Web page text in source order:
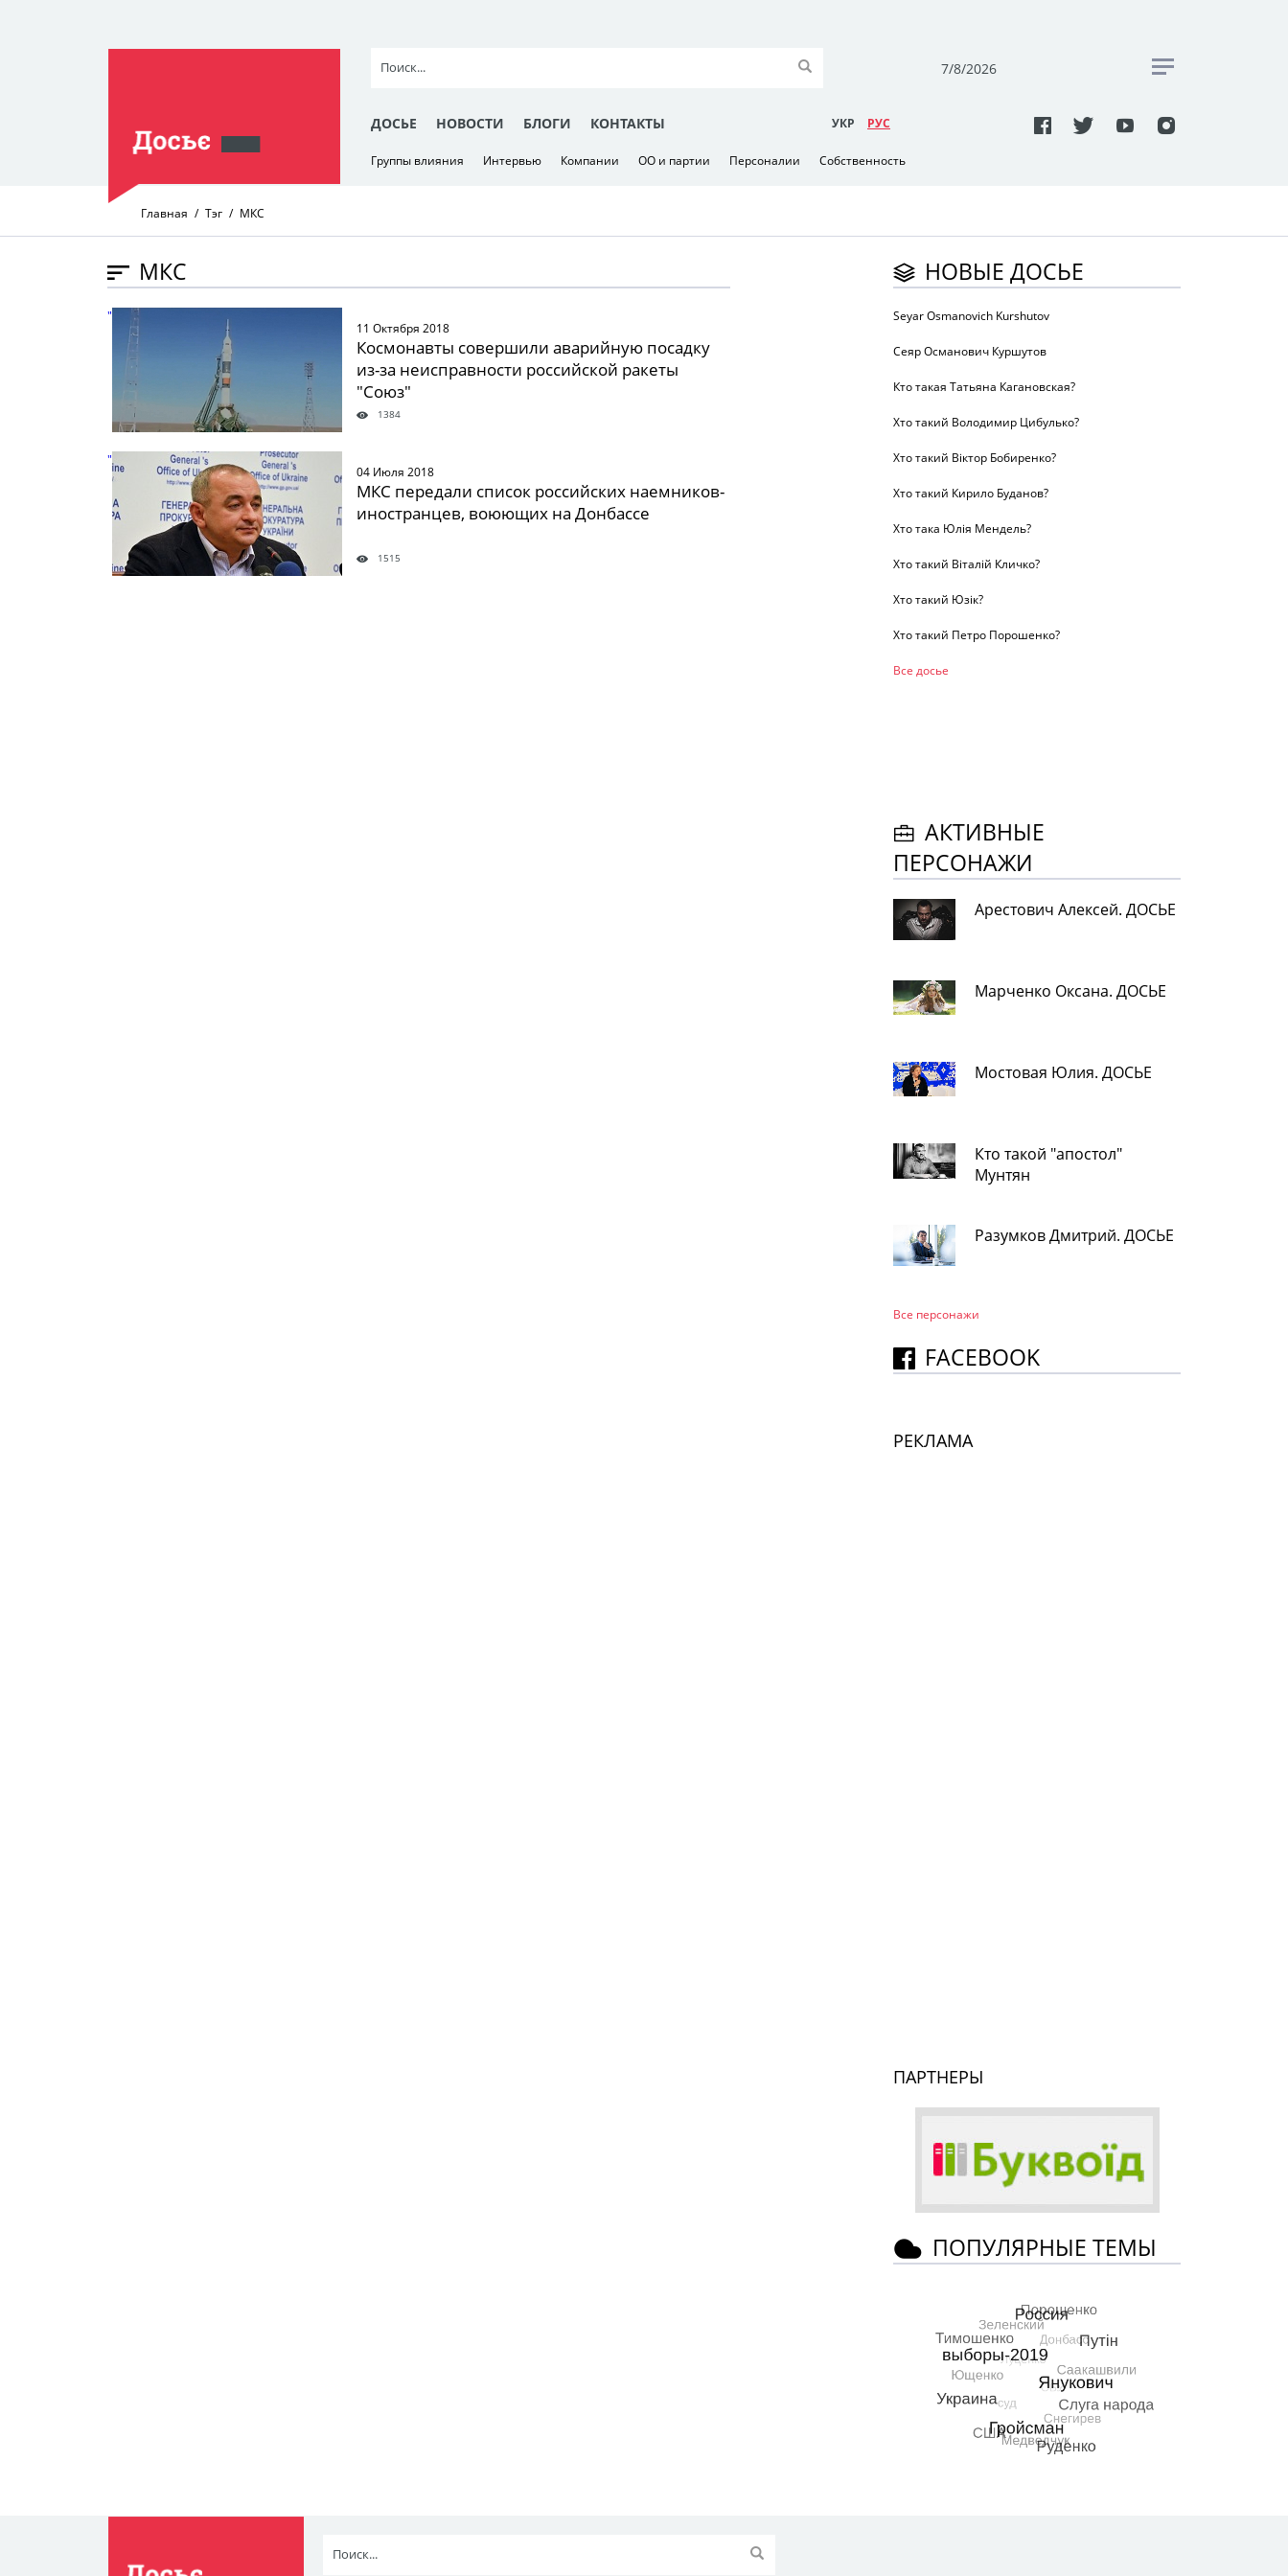
7/8/2026
ДОСЬЕ НОВОСТИ БЛОГИ КОНТАКТЫ УКР РУC
Группы влияния Интервью Компании ОО и партии Персоналии Собственность
Главная Тэг МКС
МКС
" />
11 Октября 2018
Космонавты совершили аварийную посадку
из-за неисправности российской ракеты
"Союз"
1384
" />
04 Июля 2018
МКС передали список российских наемников-
иностранцев, воюющих на Донбассе
1515
НОВЫЕ ДОСЬЕ
Seyar Osmanovich Kurshutov
Сеяр Османович Куршутов
Кто такая Татьяна Кагановская?
Хто такий Володимир Цибулько?
Хто такий Віктор Бобиренко?
Хто такий Кирило Буданов?
Хто така Юлія Мендель?
Хто такий Віталій Кличко?
Хто такий Юзік?
Хто такий Петро Порошенко?
Все досье
АКТИВНЫЕ
ПЕРСОНАЖИ
Арестович Алексей. ДОСЬЕ
Марченко Оксана. ДОСЬЕ
Мостовая Юлия. ДОСЬЕ
Кто такой "апостол"
Мунтян
Разумков Дмитрий. ДОСЬЕ
Все персонажи
FACEBOOK
РЕКЛАМА
ПАРТНЕРЫ
ПОПУЛЯРНЫЕ ТЕМЫ